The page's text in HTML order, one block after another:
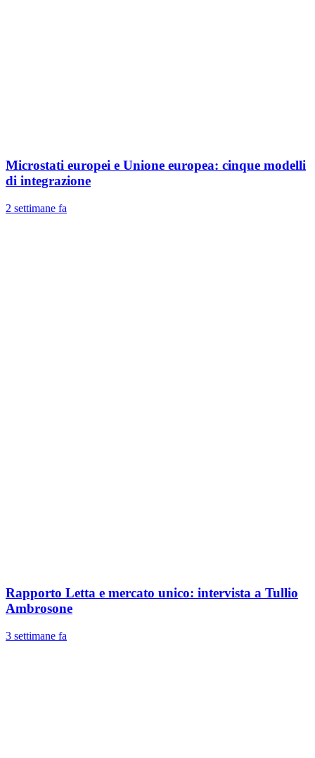
Microstati europei e Unione europea: cinque modelli
di integrazione
2 settimane fa
Rapporto Letta e mercato unico: intervista a Tullio
Ambrosone
3 settimane fa